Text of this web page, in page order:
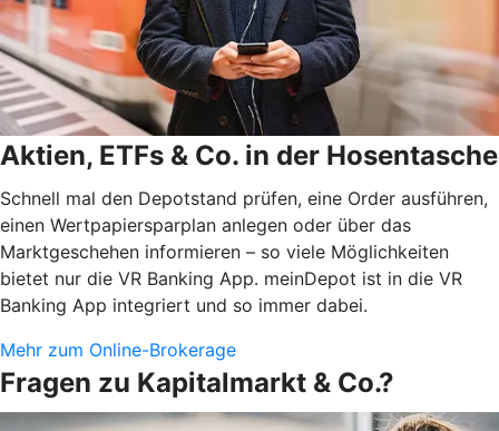
Aktien, ETFs & Co. in der Hosentasche
Schnell mal den Depotstand prüfen, eine Order ausführen,
einen Wertpapiersparplan anlegen oder über das
Marktgeschehen informieren – so viele Möglichkeiten
bietet nur die VR Banking App. meinDepot ist in die VR
Banking App integriert und so immer dabei.
Mehr zum Online-Brokerage
Fragen zu Kapitalmarkt & Co.?